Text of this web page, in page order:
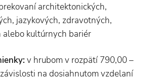
architektonických,
jazykových, zdravotných,
alebo kultúrnych bariér
v hrubom v rozpätí 790,00 –
na dosiahnutom vzdelaní